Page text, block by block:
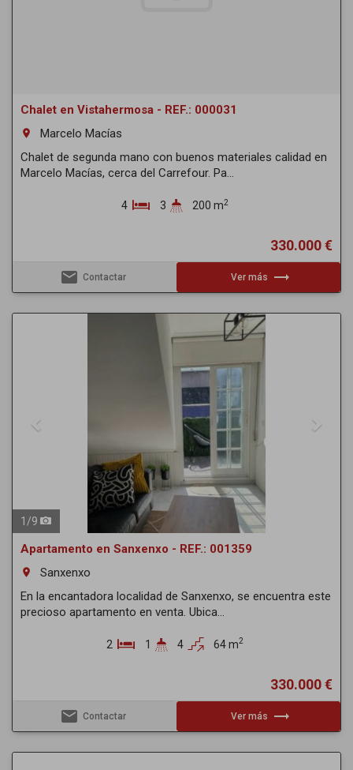
Chalet en Vistahermosa - REF.: 000031
room
Marcelo Macías
Chalet de segunda mano con buenos materiales calidad en
Marcelo Macías, cerca del Carrefour. Pa...
4 3 200 m2
330.000 €
email Contactar Ver más trending_flat
Next
1 /9
Apartamento en Sanxenxo - REF.: 001359
room
Sanxenxo
En la encantadora localidad de Sanxenxo, se encuentra este
precioso apartamento en venta. Ubica...
2 1 4 64 m2
330.000 €
email Contactar Ver más trending_flat
Next